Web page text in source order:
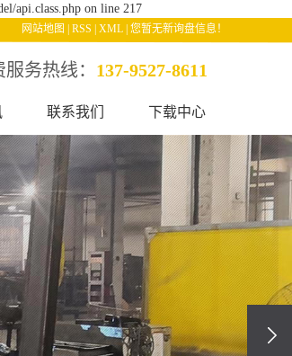
api.class.php on line 217
网站地图 RSS XML 您暂无新询盘信息！
务热线： 137-9527-8611
联系我们 下载中心